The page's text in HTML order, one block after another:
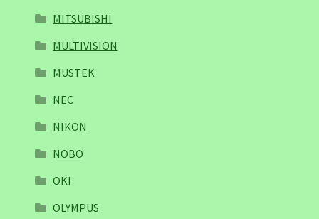
MITSUBISHI
MULTIVISION
MUSTEK
NEC
NIKON
NOBO
OKI
OLYMPUS